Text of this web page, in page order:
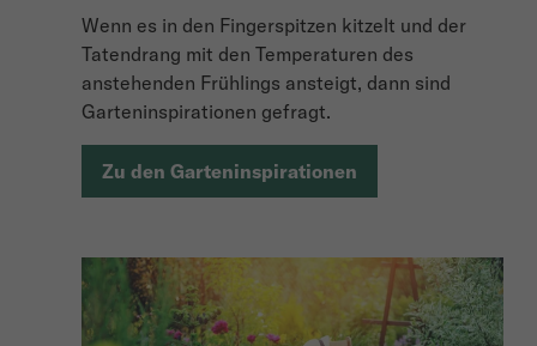
Wenn es in den Fingerspitzen kitzelt und der
Tatendrang mit den Temperaturen des
anstehenden Frühlings ansteigt, dann sind
Garteninspirationen gefragt.
Zu den Garteninspirationen